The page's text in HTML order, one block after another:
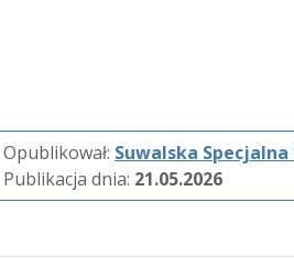
Opublikował: Suwalska
Publikacja dnia: 21.05.2026